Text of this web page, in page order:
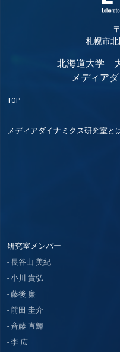
札幌市
北海道大学
メディア
TOP
メディアダイナミクス研究室と
研究室メンバー
長谷山 美紀
小川 貴弘
藤後 廉
前田 圭介
斉藤 直輝
李 広